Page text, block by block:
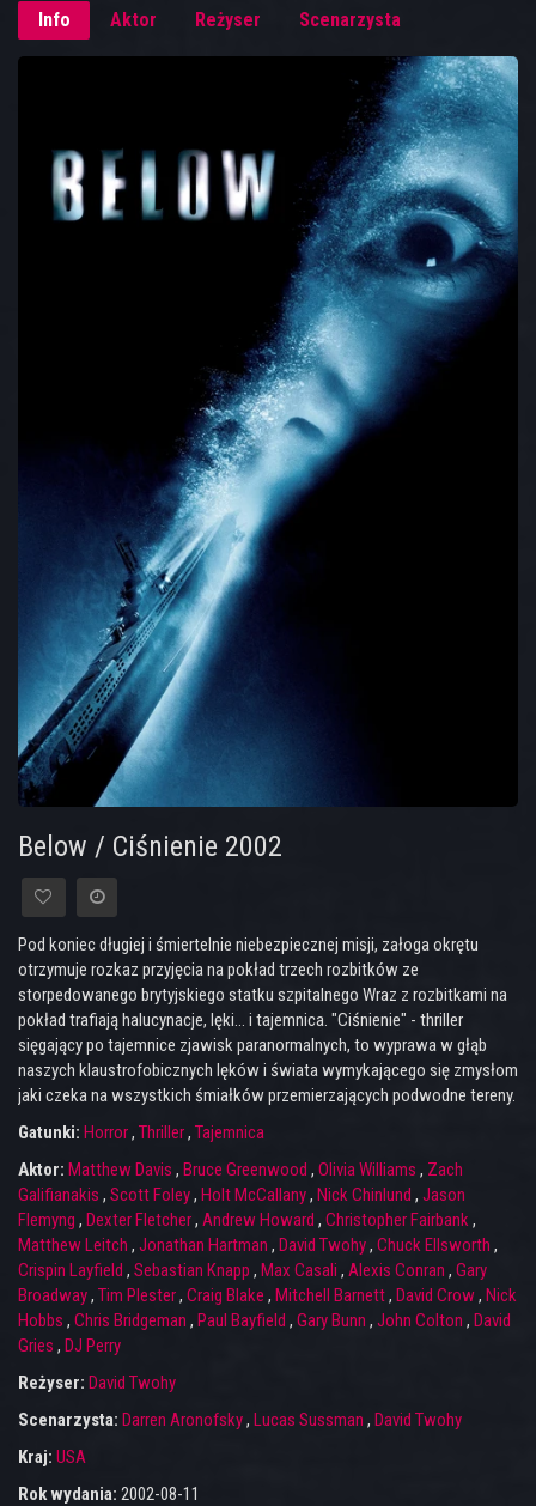
Info Aktor Reżyser Scenarzysta
Below / Ciśnienie 2002
Pod koniec długiej i śmiertelnie niebezpiecznej misji, załoga okrętu
otrzymuje rozkaz przyjęcia na pokład trzech rozbitków ze
storpedowanego brytyjskiego statku szpitalnego Wraz z rozbitkami na
pokład trafiają halucynacje, lęki... i tajemnica. "Ciśnienie" - thriller
sięgający po tajemnice zjawisk paranormalnych, to wyprawa w głąb
naszych klaustrofobicznych lęków i świata wymykającego się zmysłom
jaki czeka na wszystkich śmiałków przemierzających podwodne tereny.
Gatunki: Horror, Thriller, Tajemnica
Aktor: Matthew Davis , Bruce Greenwood , Olivia Williams , Zach
Galifianakis , Scott Foley, Holt McCallany, Nick Chinlund , Jason
Flemyng , Dexter Fletcher, Andrew Howard , Christopher Fairbank,
Matthew Leitch , Jonathan Hartman , David Twohy, Chuck Ellsworth ,
Crispin Layfield , Sebastian Knapp , Max Casali , Alexis Conran , Gary
Broadway, Tim Plester, Craig Blake , Mitchell Barnett, David Crow, Nick
Hobbs , Chris Bridgeman , Paul Bayfield , Gary Bunn , John Colton , David
Gries , DJ Perry
Reżyser: David Twohy
Scenarzysta: Darren Aronofsky, Lucas Sussman , David Twohy
Kraj: USA
Rok wydania: 2002-08-11